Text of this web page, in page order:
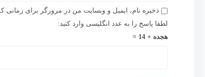
ذخیره نام، ایمیل و وبسایت من در مرورگر برای زمانی
لطفا پاسخ را به عدد انگلیسی وارد کنید:
هجده + 14 =